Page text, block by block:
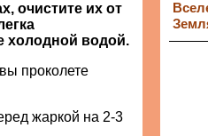
очистите их от
холодной водой.
проколете
жаркой на 2-3